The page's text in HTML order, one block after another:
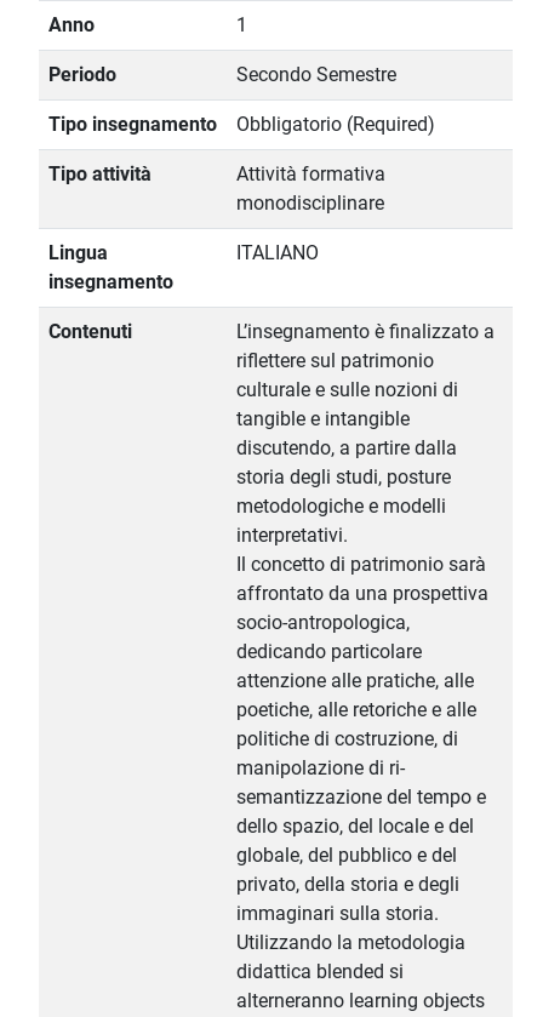
Anno 1
Periodo Secondo Semestre
Tipo insegnamento Obbligatorio (Required)
Tipo attività
Attività formativa
monodisciplinare
Lingua
insegnamento
ITALIANO
Contenuti
L’insegnamento è finalizzato a
riflettere sul patrimonio
culturale e sulle nozioni di
tangible e intangible
discutendo, a partire dalla
storia degli studi, posture
metodologiche e modelli
interpretativi.
Il concetto di patrimonio sarà
affrontato da una prospettiva
socio-antropologica,
dedicando particolare
attenzione alle pratiche, alle
poetiche, alle retoriche e alle
politiche di costruzione, di
manipolazione di ri-
semantizzazione del tempo e
dello spazio, del locale e del
globale, del pubblico e del
privato, della storia e degli
immaginari sulla storia.
Utilizzando la metodologia
didattica blended si
alterneranno learning objects